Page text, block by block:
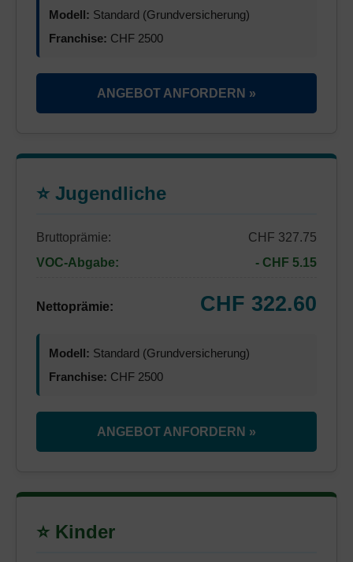
Modell: Standard (Grundversicherung)
Franchise: CHF 2500
ANGEBOT ANFORDERN »
⭐ Jugendliche
Bruttoprämie:
CHF 327.75
VOC-Abgabe:
- CHF 5.15
Nettoprämie: CHF 322.60
Modell: Standard (Grundversicherung)
Franchise: CHF 2500
ANGEBOT ANFORDERN »
⭐ Kinder